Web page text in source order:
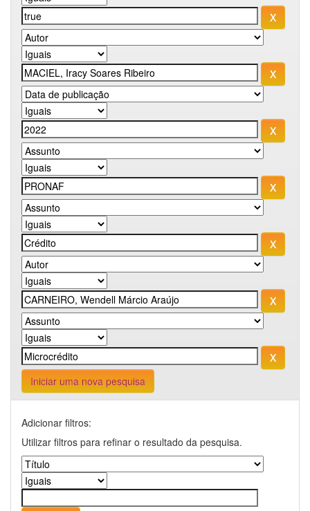
Iniciar uma nova pesquisa
Adicionar filtros:
Utilizar filtros para refinar o resultado da pesquisa.